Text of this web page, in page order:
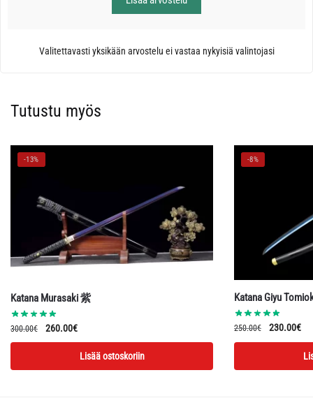
Valitettavasti yksikään arvostelu ei vastaa nykyisiä valintojasi
Tutustu myös
-13%
Katana Murasaki 紫
300.00€
Alkuperäinen
hinta
300.00€.
260.00€Nykyinen
hinta
on:
260.00€.
Lisää ostoskoriin
-8%
Katana Giyu
250.00€
hinta
250.00€.
230.00€
on: